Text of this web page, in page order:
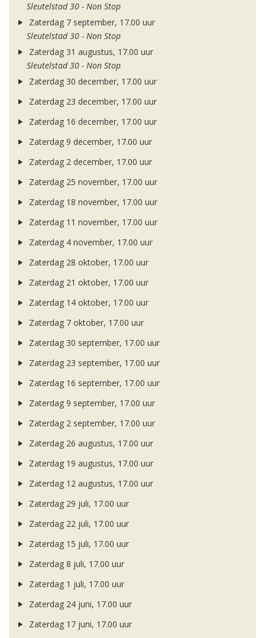
Sleutelstad 30 - Non Stop
Zaterdag 7 september, 17.00 uur
Sleutelstad 30 - Non Stop
Zaterdag 31 augustus, 17.00 uur
Sleutelstad 30 - Non Stop
Zaterdag 30 december, 17.00 uur
Zaterdag 23 december, 17.00 uur
Zaterdag 16 december, 17.00 uur
Zaterdag 9 december, 17.00 uur
Zaterdag 2 december, 17.00 uur
Zaterdag 25 november, 17.00 uur
Zaterdag 18 november, 17.00 uur
Zaterdag 11 november, 17.00 uur
Zaterdag 4 november, 17.00 uur
Zaterdag 28 oktober, 17.00 uur
Zaterdag 21 oktober, 17.00 uur
Zaterdag 14 oktober, 17.00 uur
Zaterdag 7 oktober, 17.00 uur
Zaterdag 30 september, 17.00 uur
Zaterdag 23 september, 17.00 uur
Zaterdag 16 september, 17.00 uur
Zaterdag 9 september, 17.00 uur
Zaterdag 2 september, 17.00 uur
Zaterdag 26 augustus, 17.00 uur
Zaterdag 19 augustus, 17.00 uur
Zaterdag 12 augustus, 17.00 uur
Zaterdag 29 juli, 17.00 uur
Zaterdag 22 juli, 17.00 uur
Zaterdag 15 juli, 17.00 uur
Zaterdag 8 juli, 17.00 uur
Zaterdag 1 juli, 17.00 uur
Zaterdag 24 juni, 17.00 uur
Zaterdag 17 juni, 17.00 uur